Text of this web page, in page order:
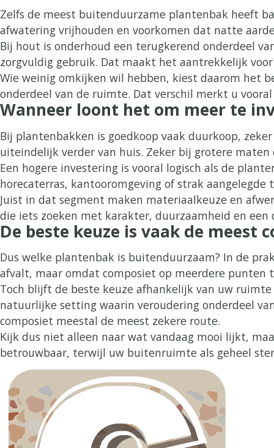
Zelfs de meest buitenduurzame plantenbak heeft
afwatering vrijhouden en voorkomen dat natte
Bij hout is onderhoud een terugkerend onderdeel
zorgvuldig gebruik. Dat maakt het aantrekkelijk
Wie weinig omkijken wil hebben, kiest daarom het
onderdeel van de ruimte. Dat verschil merkt u
Wanneer loont het om meer te
Bij plantenbakken is goedkoop vaak duurkoop,
uiteindelijk verder van huis. Zeker bij grotere
Een hogere investering is vooral logisch als de
horecaterras, kantooromgeving of strak
Juist in dat segment maken materiaalkeuze en
die iets zoeken met karakter, duurzaamheid en
De beste keuze is vaak de meest
Dus welke plantenbak is buitenduurzaam? In de
afvalt, maar omdat composiet op meerdere
Toch blijft de beste keuze afhankelijk van uw
natuurlijke setting waarin veroudering onderdeel
composiet meestal de meest zekere route.
Kijk dus niet alleen naar wat vandaag mooi lijkt,
betrouwbaar, terwijl uw buitenruimte als geheel